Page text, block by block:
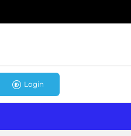
Login